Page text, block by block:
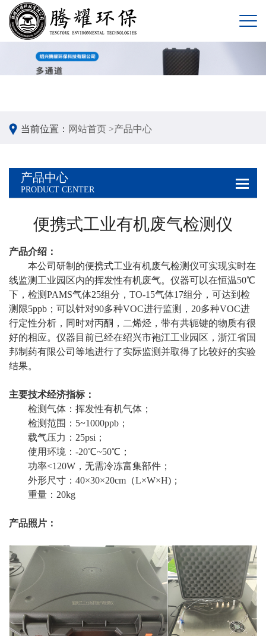
当前位置： 网站首页 >产品中心
产品中心
PRODUCT CENTER
便携式工业有机废气检测仪
产品介绍：
本公司研制的便携式工业有机废气检测仪可实现实时在
线监测工业园区内的挥发性有机废气。仪器可以在恒温50℃
下，检测PAMS气体25组分，TO-15气体17组分，可达到检
测限5ppb；可以针对90多种VOC进行监测，20多种VOC进
行定性分析，同时对丙酮，二烯烃，带有共轭键的物质有很
好的相应。仪器目前已经在绍兴市袍江工业园区，浙江省国
邦制药有限公司等地进行了实际监测并取得了比较好的实验
结果。
主要技术经济指标：
检测气体：挥发性有机气体；
检测范围：5~1000ppb；
载气压力：25psi；
使用环境：-20℃~50℃；
功率<120W，无需冷冻富集部件；
外形尺寸：40×30×20cm（L×W×H)；
重量：20kg
产品照片：